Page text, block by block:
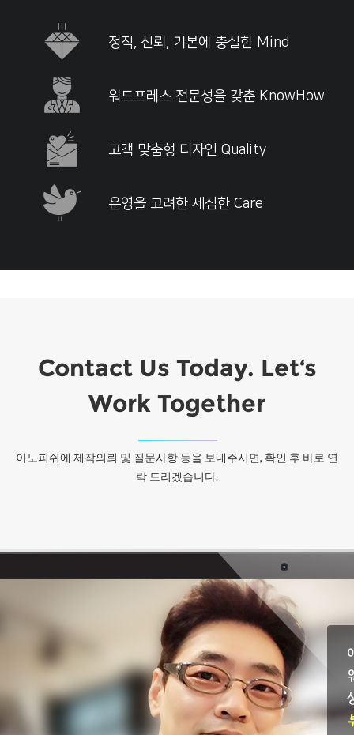
정직, 신뢰, 기본에 충실한 Mind
워드프레스 전문성을 갖춘 KnowHow
고객 맞춤형 디자인 Quality
운영을 고려한 세심한 Care
Contact Us Today. Let‘s
Work Together
이노피쉬에 제작의뢰 및 질문사항 등을 보내주시면, 확인 후 바로 연
락 드리겠습니다.